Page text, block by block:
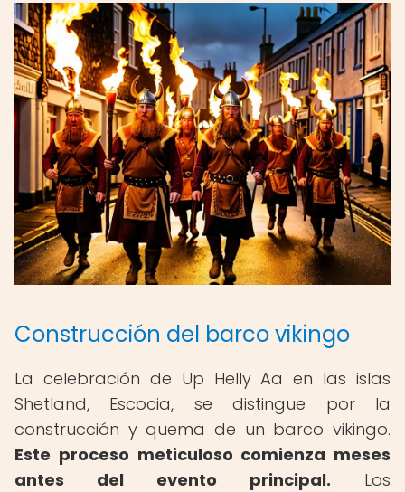
Construcción del barco vikingo
La celebración de Up Helly Aa en las islas
Shetland, Escocia, se distingue por la
construcción y quema de un barco vikingo.
Este proceso meticuloso comienza meses
antes del evento principal. Los